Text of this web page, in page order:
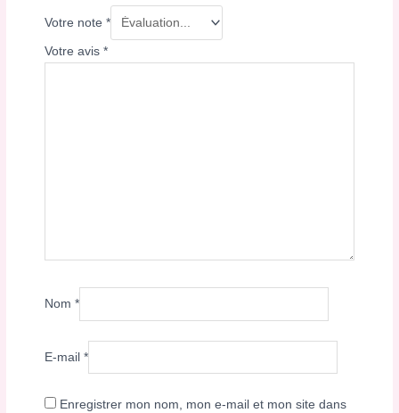
Votre note*
Votre avis*
Nom*
E-mail*
Enregistrer mon nom, mon e-mail et mon site dans